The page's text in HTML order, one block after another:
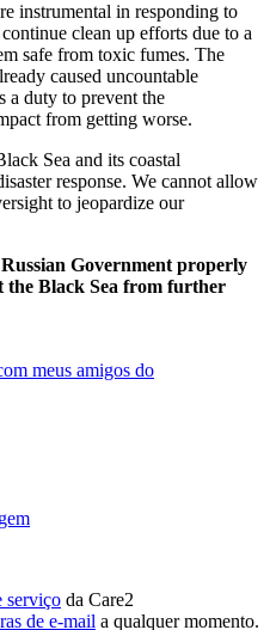
instrumental in responding to
clean up efforts due to a
safe from toxic fumes. The
caused uncountable
a duty to prevent the
from getting worse.
Sea and its coastal
response. We cannot allow
to jeopardize our
Government properly
the Black Sea from further
meus amigos do
serviço da Care2
de e-mail a qualquer momento.